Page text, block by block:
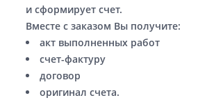
и сформирует счет.
Вместе с заказом Вы получите:
акт выполненных работ
счет-фактуру
договор
оригинал счета.